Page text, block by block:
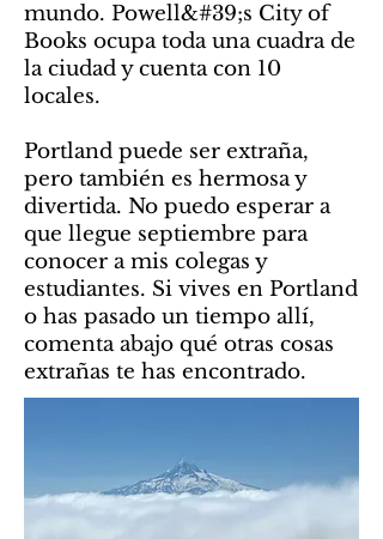
mundo. Powell&#39;s City of
Books ocupa toda una cuadra de
la ciudad y cuenta con 10
locales.
Portland puede ser extraña,
pero también es hermosa y
divertida. No puedo esperar a
que llegue septiembre para
conocer a mis colegas y
estudiantes. Si vives en Portland
o has pasado un tiempo allí,
comenta abajo qué otras cosas
extrañas te has encontrado.